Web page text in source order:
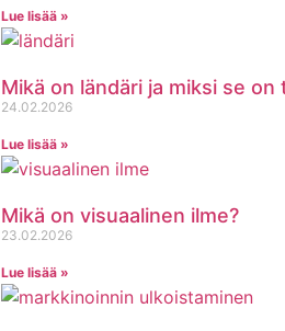
Lue lisää »
Mikä on ländäri ja miksi se
24.02.2026
Lue lisää »
Mikä on visuaalinen ilme?
23.02.2026
Lue lisää »